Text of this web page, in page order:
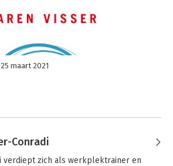
25 maart 2021
Conradi
verdiept zich als werkplektrainer en